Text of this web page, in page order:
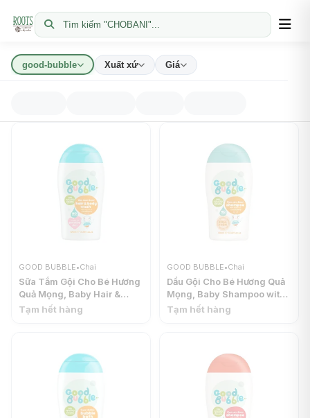
Tìm kiếm "CHOBANI"...
good-bubble Xuất xứ Giá
GOOD BUBBLE•Chai
Sữa Tắm Gội Cho Bé Hương
Quả Mọng, Baby Hair &
Body Wash with Extract of
Tạm hết hàng
GOOD BUBBLE•Chai
Dầu Gội Cho Bé Hương Quả
Mọng, Baby Shampoo with
Extract of Cloudberry, 3.38
Tạm hết hàng